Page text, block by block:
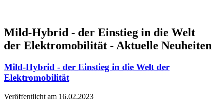
Mild-Hybrid - der Einstieg in die Welt
der Elektromobilität - Aktuelle Neuheiten
Mild-Hybrid - der Einstieg in die Welt der
Elektromobilität
Veröffentlicht am 16.02.2023